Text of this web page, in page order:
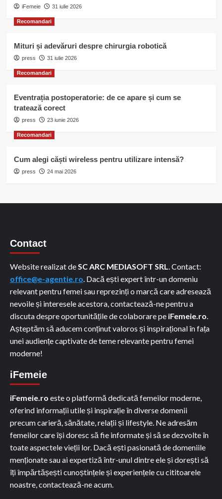
iFemeie 31 iulie 2026
Recomandari
Mituri și adevăruri despre chirurgia robotică
press 31 iulie 2026
Recomandari
Eventrația postoperatorie: de ce apare și cum se
tratează corect
press 23 iunie 2026
Recomandari
Cum alegi căști wireless pentru utilizare intensă?
press 24 mai 2026
Contact
Website realizat deSC ARC MEDIASOFT SRL. Contact:
office@e-agentie.ro. Dacă ești expert într-un domeniu
relevant pentru femei sau reprezinți o marcă care adresează
nevoile și interesele acestora, contactează-ne pentru a
discuta despre oportunitățile de colaborare pe iFemeie.ro.
Așteptăm să aducem conținut valoros și inspirațional în fața
unei audiențe captivate de teme relevante pentru femei
moderne!
iFemeie
iFemeie.ro este o platformă dedicată femeilor moderne,
oferind informații utile și inspirație în diverse domenii
precum carieră, sănătate, relații și lifestyle. Ne adresăm
femeilor care își doresc să fie informate și să se dezvolte în
toate aspectele vieții lor. Dacă ești pasionată de domeniile
menționate sau ai expertiză într-unul dintre ele și dorești să
îți împărtășești cunoștințele și experiențele cu cititoarele
noastre, contactează-ne acum.